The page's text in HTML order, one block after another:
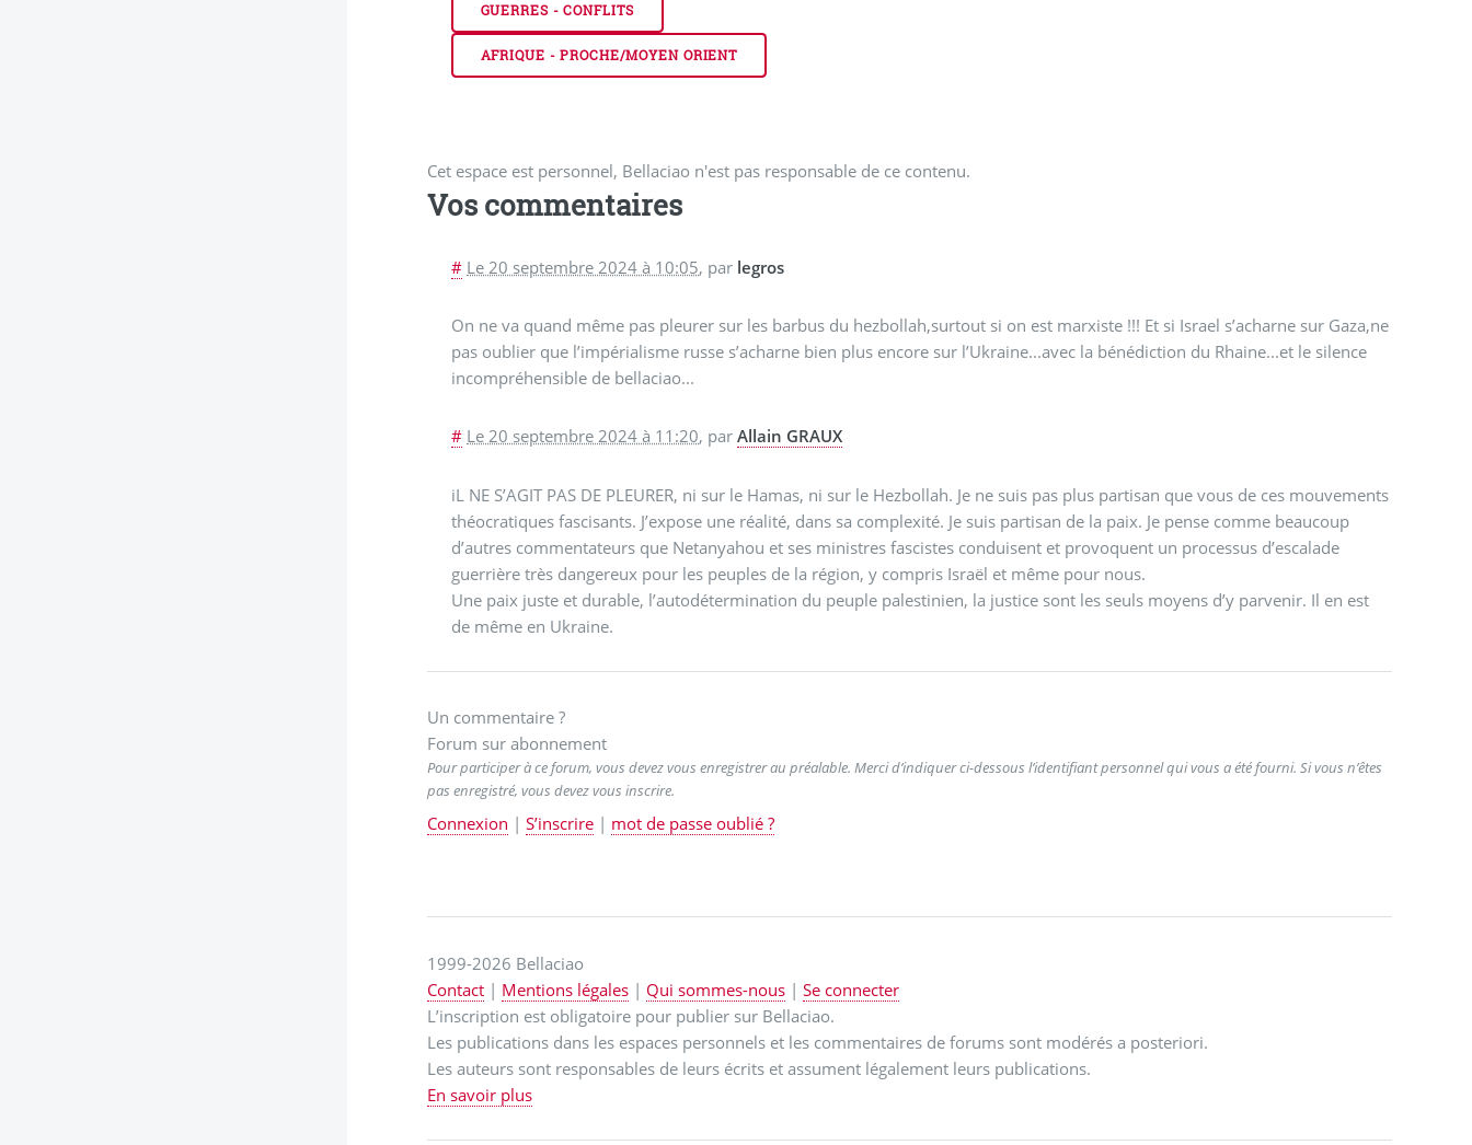
GUERRES - CONFLITS
AFRIQUE - PROCHE/MOYEN ORIENT
Cet espace est personnel, Bellaciao n'est pas responsable de ce contenu.
Vos commentaires
# Le 20 septembre 2024 à 10:05, par legros
On ne va quand même pas pleurer sur les barbus du hezbollah,surtout si on est marxiste !!! Et si Israel s’acharne sur Gaza,ne
pas oublier que l’impérialisme russe s’acharne bien plus encore sur l’Ukraine...avec la bénédiction du Rhaine...et le silence
incompréhensible de bellaciao...
# Le 20 septembre 2024 à 11:20, parAllain GRAUX
iL NE S’AGIT PAS DE PLEURER, ni sur le Hamas, ni sur le Hezbollah. Je ne suis pas plus partisan que vous de ces mouvements
théocratiques fascisants. J’expose une réalité, dans sa complexité. Je suis partisan de la paix. Je pense comme beaucoup
d’autres commentateurs que Netanyahou et ses ministres fascistes conduisent et provoquent un processus d’escalade
guerrière très dangereux pour les peuples de la région, y compris Israël et même pour nous.
Une paix juste et durable, l’autodétermination du peuple palestinien, la justice sont les seuls moyens d’y parvenir. Il en est
de même en Ukraine.
Un commentaire ?
Forum sur abonnement
Pour participer à ce forum, vous devez vous enregistrer au préalable. Merci d’indiquer ci-dessous l’identifiant personnel qui vous a été fourni. Si vous n’êtes
pas enregistré, vous devez vous inscrire.
Connexion |S’inscrire | mot de passe oublié ?
1999-2026 Bellaciao
Contact | Mentions légales | Qui sommes-nous |Se connecter
L’inscription est obligatoire pour publier sur Bellaciao.
Les publications dans les espaces personnels et les commentaires de forums sont modérés a posteriori.
Les auteurs sont responsables de leurs écrits et assument légalement leurs publications.
En savoir plus